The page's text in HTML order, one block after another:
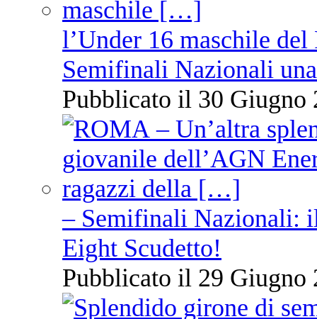
l’Under 16 maschile
Semifinali Nazionali
Pubblicato il 30 Giugno
– Semifinali Nazionali:
Eight Scudetto!
Pubblicato il 29 Giugno